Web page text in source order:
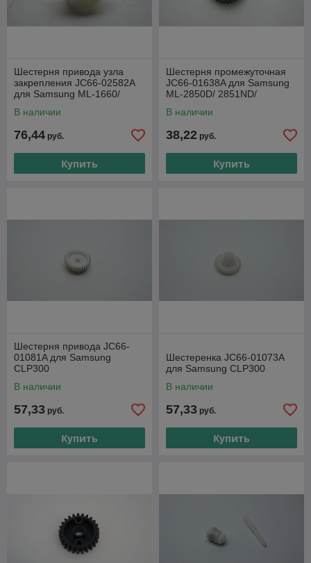
Шестерня привода узла
закрепления JC66-02582A
для Samsung ML-1660/
В наличии
76,44 руб.
Купить
Шестерня промежуточная
JC66-01638A для Samsung
ML-2850D/ 2851ND/
В наличии
38,22 руб.
Купить
Шестерня привода JC66-
01081A для Samsung
CLP300
В наличии
57,33 руб.
Купить
Шестеренка JC66-01073A
для Samsung CLP300
В наличии
57,33 руб.
Купить